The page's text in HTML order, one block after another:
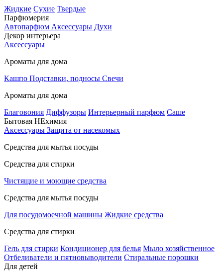
Жидкие Сухие Твердые
Парфюмерия
Автопарфюм Аксессуары Духи
Декор интерьера
Аксессуары
Ароматы для дома
Кашпо Подставки, подносы Свечи
Ароматы для дома
Благовония Диффузоры Интерьерный парфюм Саше
Бытовая НЕхимия
Аксессуары Защита от насекомых
Средства для мытья посуды
Средства для стирки
Чистящие и моющие средства
Средства для мытья посуды
Для посудомоечной машины Жидкие средства
Средства для стирки
Гель для стирки Кондиционер для белья Мыло хозяйственное
Отбеливатели и пятновыводители Стиральные порошки
Для детей